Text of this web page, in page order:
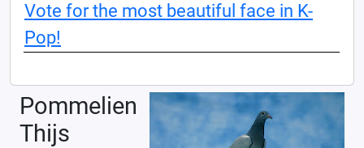
Vote for the most beautiful face in K-
Pop!
Pommelien
Thijs